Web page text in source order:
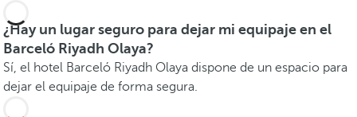
¿Hay un lugar seguro para dejar mi equipaje en el
Barceló Riyadh Olaya?
Sí, el hotel Barceló Riyadh Olaya dispone de un espacio para
dejar el equipaje de forma segura.